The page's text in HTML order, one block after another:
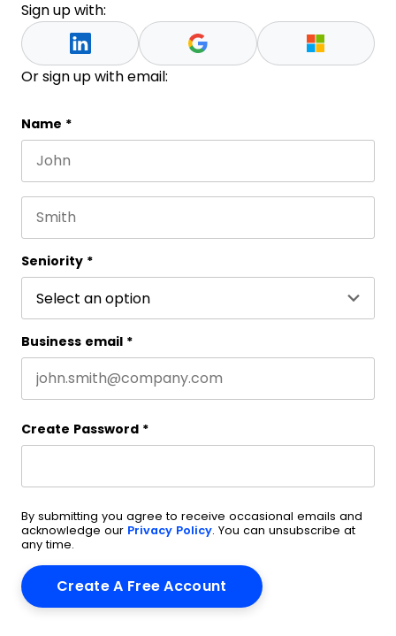
Sign up with:
Or sign up with email:
Instagram
This field is for validation purposes and should be
Name *
Seniority *
Business email *
Create Password *
By submitting you agree to receive occasional emails and
acknowledge our Privacy Policy. You can unsubscribe at
any time.